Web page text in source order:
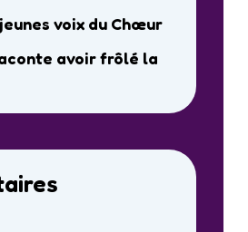
voix du Chœur
avoir frôlé la